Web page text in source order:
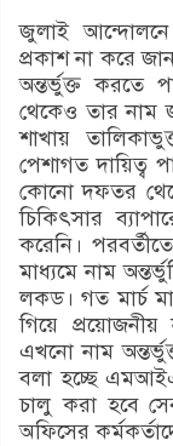
জুলাই
প্রকাশ না করে
অন্তর্ভুক্ত করতে
থেকেও তার নাম
শাখায়
পেশাগত দায়িত্ব
কোনো দফতর
চিকিৎসার
করেনি।
মাধ্যমে নাম
লকড। গত মার্চ
গিয়ে প্রয়োজনীয়
এখনো নাম
বলা হচ্ছে
চালু করা হবে
অফিসের